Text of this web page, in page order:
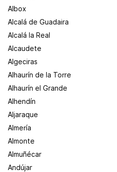
Albox
Alcalá de Guadaira
Alcalá la Real
Alcaudete
Algeciras
Alhaurín de la Torre
Alhaurín el Grande
Alhendín
Aljaraque
Almería
Almonte
Almuñécar
Andújar